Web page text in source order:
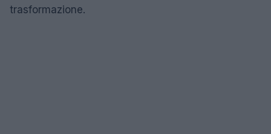
trasformazione.